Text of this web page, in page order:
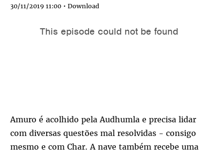
30/11/2019 11:00 • Download
Amuro é acolhido pela Audhumla e precisa lidar
com diversas questões mal resolvidas - consigo
mesmo e com Char. A nave também recebe uma